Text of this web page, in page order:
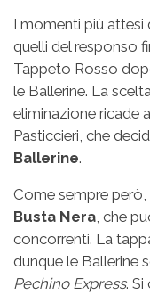
I momenti più attesi
quelli del responso
Tappeto Rosso
le Ballerine. La
eliminazione ricade
Pasticcieri, che
Ballerine.
Come sempre però,
Busta Nera , che
concorrenti. La
dunque le Ballerine
Pechino Express.